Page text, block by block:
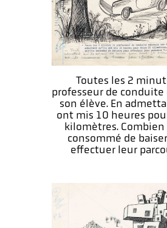
Toutes les 2
professeur de conduite
son élève. En
ont mis 10 heures
kilomètres.
consommé de
effectuer leur